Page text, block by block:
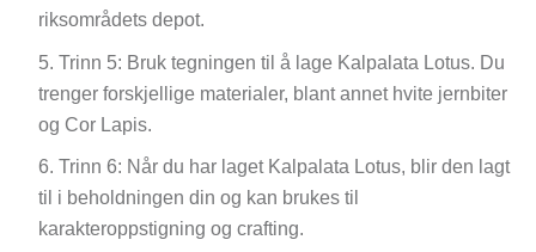
riksområdets depot.
Trinn 5: Bruk tegningen til å lage Kalpalata Lotus. Du
trenger forskjellige materialer, blant annet hvite jernbiter
og Cor Lapis.
Trinn 6: Når du har laget Kalpalata Lotus, blir den lagt
til i beholdningen din og kan brukes til
karakteroppstigning og crafting.